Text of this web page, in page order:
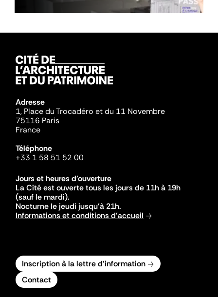
Adresse
1, Place du Trocadéro et du 11 Novembre
75116 Paris
France
Téléphone
+33 1 58 51 52 00
Jours et heures d'ouverture
La Cité est ouverte tous les jours de 11h à 19h
(sauf le mardi).
Nocturne le jeudi jusqu'à 21h.
Informations et conditions d'accueil
Inscription à la lettre d'information
Contact